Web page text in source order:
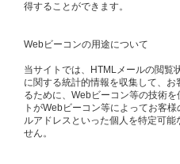
得することができます。
Webビーコンの用途について
当サイトでは、HTMLメールの閲覧
に関する統計的情報を収集して、
るために、Webビーコン等の技術
トがWebビーコン等によってお客
ルアドレスといった個人を特定可
せん。